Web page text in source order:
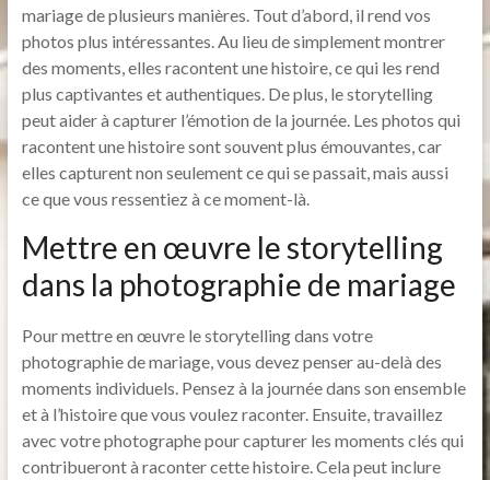
mariage de plusieurs manières. Tout d’abord, il rend vos
photos plus intéressantes. Au lieu de simplement montrer
des moments, elles racontent une histoire, ce qui les rend
plus captivantes et authentiques. De plus, le storytelling
peut aider à capturer l’émotion de la journée. Les photos qui
racontent une histoire sont souvent plus émouvantes, car
elles capturent non seulement ce qui se passait, mais aussi
ce que vous ressentiez à ce moment-là.
Mettre en œuvre le storytelling
dans la photographie de mariage
Pour mettre en œuvre le storytelling dans votre
photographie de mariage, vous devez penser au-delà des
moments individuels. Pensez à la journée dans son ensemble
et à l’histoire que vous voulez raconter. Ensuite, travaillez
avec votre photographe pour capturer les moments clés qui
contribueront à raconter cette histoire. Cela peut inclure